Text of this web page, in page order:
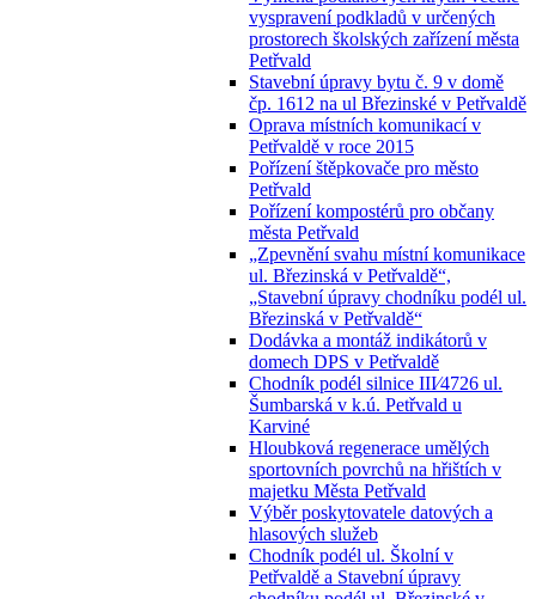
vyspravení podkladů v určených
prostorech školských zařízení města
Petřvald
Stavební úpravy bytu č. 9 v domě
čp. 1612 na ul Březinské v Petřvaldě
Oprava místních komunikací v
Petřvaldě v roce 2015
Pořízení štěpkovače pro město
Petřvald
Pořízení kompostérů pro občany
města Petřvald
„Zpevnění svahu místní komunikace
ul. Březinská v Petřvaldě“,
„Stavební úpravy chodníku podél ul.
Březinská v Petřvaldě“
Dodávka a montáž indikátorů v
domech DPS v Petřvaldě
Chodník podél silnice III⁄4726 ul.
Šumbarská v k.ú. Petřvald u
Karviné
Hloubková regenerace umělých
sportovních povrchů na hřištích v
majetku Města Petřvald
Výběr poskytovatele datových a
hlasových služeb
Chodník podél ul. Školní v
Petřvaldě a Stavební úpravy